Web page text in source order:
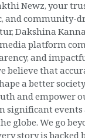
Newz, your
and community-
Dakshina
platform
and
believe that
a better
and empower
significant
globe. We go